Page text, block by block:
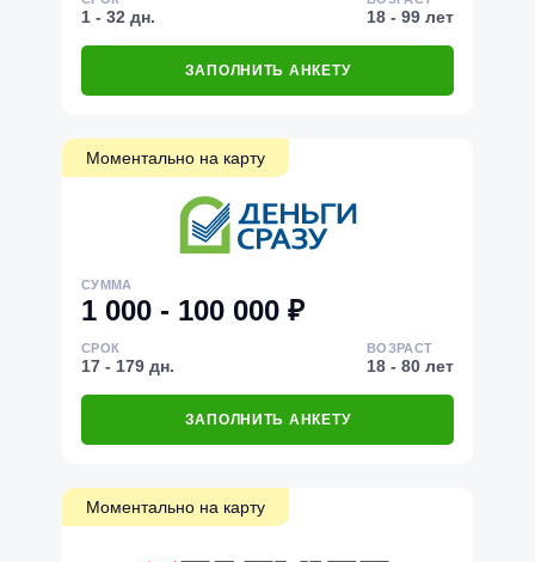
1 - 32 дн. 18 - 99 лет
ЗАПОЛНИТЬ АНКЕТУ
Моментально на карту
СУММА
1 000 - 100 000 ₽
СРОК
17 - 179 дн.
ВОЗРАСТ
18 - 80 лет
ЗАПОЛНИТЬ АНКЕТУ
Моментально на карту